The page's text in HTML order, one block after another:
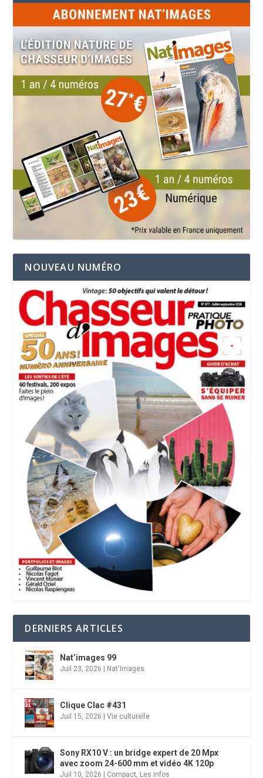
NOUVEAU NUMÉRO
DERNIERS ARTICLES
Nat’images 99
Juil 23, 2026 Nat'Images
Clique Clac #431
Juil 15, 2026 |Vie culturelle
Sony RX10 V : un bridge expert de 20 Mpx
avec zoom 24-600 mm et vidéo 4K 120p
Juil 10, 2026 Compact, Les infos